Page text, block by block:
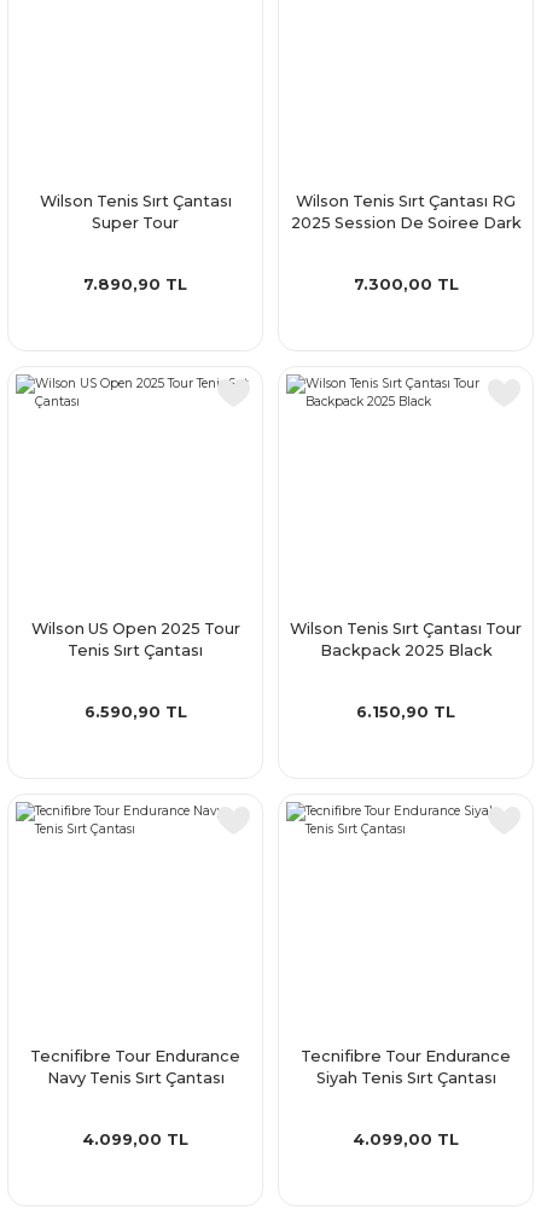
Wilson Tenis Sırt Çantası
Super Tour
7.890,90 TL
Wilson Tenis Sırt Çantası RG
2025 Session De Soiree Dark
7.300,00 TL
Wilson US Open 2025 Tour
Tenis Sırt Çantası
6.590,90 TL
Wilson Tenis Sırt Çantası Tour
Backpack 2025 Black
6.150,90 TL
Tecnifibre Tour Endurance
Navy Tenis Sırt Çantası
4.099,00 TL
Tecnifibre Tour Endurance
Siyah Tenis Sırt Çantası
4.099,00 TL